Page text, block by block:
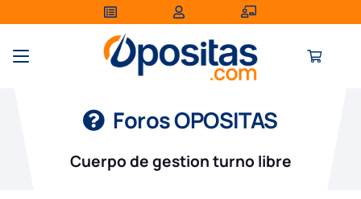
Foros OPOSITAS
Cuerpo de gestion turno libre